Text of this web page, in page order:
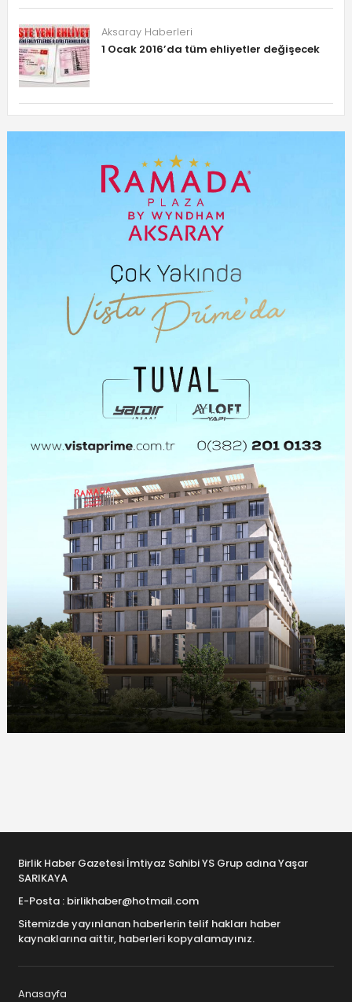
Aksaray Haberleri
1 Ocak 2016’da tüm ehliyetler değişecek
Birlik Haber Gazetesi İmtiyaz Sahibi YS Grup adına Yaşar
SARIKAYA
E-Posta : birlikhaber@hotmail.com
Sitemizde yayınlanan haberlerin telif hakları haber
kaynaklarına aittir, haberleri kopyalamayınız.
Anasayfa